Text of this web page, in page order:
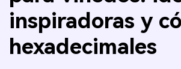
inspiradoras y
hexadecimales